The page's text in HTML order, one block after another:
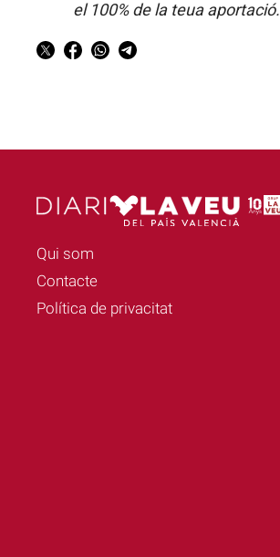
el 100% de la teua aportació.
Qui som
Contacte
Política de privacitat